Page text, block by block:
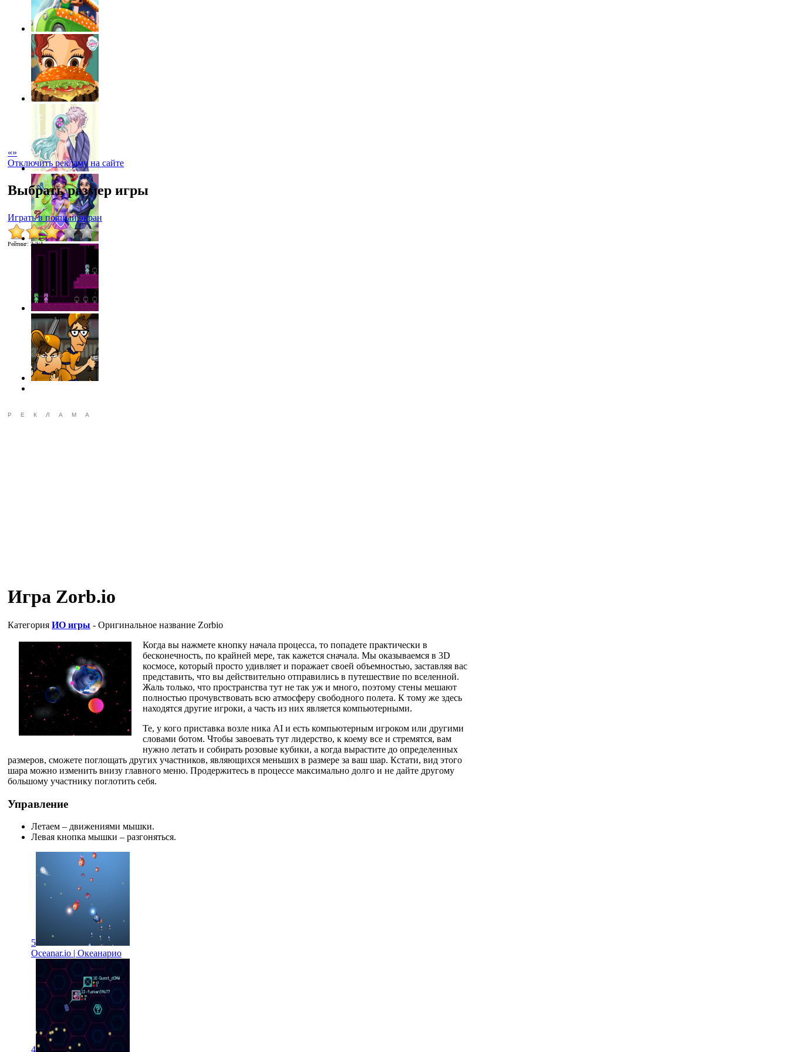
«»
Отключить рекламу на сайте
Выбрать размер игры
Играть в полный экран
Рейтинг: 3.2/4
РЕКЛАМА
Игра Zorb.io
Категория ИО игры - Оригинальное название Zorbio
Когда вы нажмете кнопку начала процесса, то попадете практически в
бесконечность, по крайней мере, так кажется сначала. Мы оказываемся в 3D
космосе, который просто удивляет и поражает своей объемностью, заставляя вас
представить, что вы действительно отправились в путешествие по вселенной.
Жаль только, что пространства тут не так уж и много, поэтому стены мешают
полностью прочувствовать всю атмосферу свободного полета. К тому же здесь
находятся другие игроки, а часть из них является компьютерными.
Те, у кого приставка возле ника AI и есть компьютерным игроком или другими
словами ботом. Чтобы завоевать тут лидерство, к коему все и стремятся, вам
нужно летать и собирать розовые кубики, а когда вырастите до определенных
размеров, сможете поглощать других участников, являющихся меньших в размере за ваш шар. Кстати, вид этого
шара можно изменить внизу главного меню. Продержитесь в процессе максимально долго и не дайте другому
большому участнику поглотить себя.
Управление
Летаем – движениями мышки.
Левая кнопка мышки – разгоняться.
5
Oceanar.io | Океанарио
4